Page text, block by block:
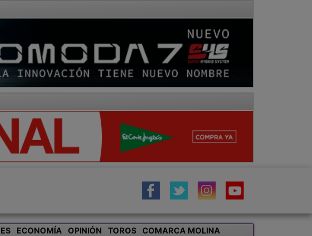
ECONOMÍA OPINIÓN TOROS
COMARCA MOLINA